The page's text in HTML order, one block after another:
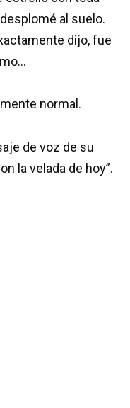
al suelo.
dijo, fue
normal.
de voz de su
la velada de hoy”.